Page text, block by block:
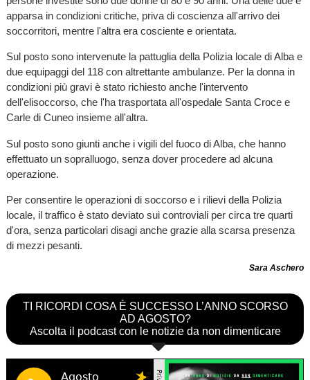
apparsa in condizioni critiche, priva di coscienza all'arrivo dei
soccorritori, mentre l'altra era cosciente e orientata.
Sul posto sono intervenute la pattuglia della Polizia locale di Alba e
due equipaggi del 118 con altrettante ambulanze. Per la donna in
condizioni più gravi è stato richiesto anche l'intervento
dell'elisoccorso, che l'ha trasportata all'ospedale Santa Croce e
Carle di Cuneo insieme all'altra.
Sul posto sono giunti anche i vigili del fuoco di Alba, che hanno
effettuato un sopralluogo, senza dover procedere ad alcuna
operazione.
Per consentire le operazioni di soccorso e i rilievi della Polizia
locale, il traffico è stato deviato sui controviali per circa tre quarti
d'ora, senza particolari disagi anche grazie alla scarsa presenza
di mezzi pesanti.
Sara Aschero
TI RICORDI COSA È SUCCESSO L’ANNO SCORSO
AD AGOSTO?
Ascolta il podcast con le notizie da non dimenticare